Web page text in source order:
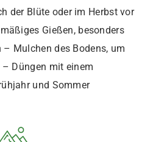
der Blüte oder im Herbst vor
Gießen, besonders
Mulchen des Bodens, um
Düngen mit einem
und Sommer